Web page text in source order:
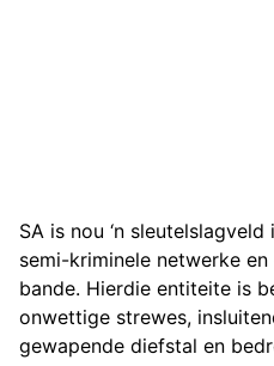
SA is nou ‘n
semi-kriminele netwerke
bande. Hierdie entiteite is
onwettige strewes,
gewapende diefstal en